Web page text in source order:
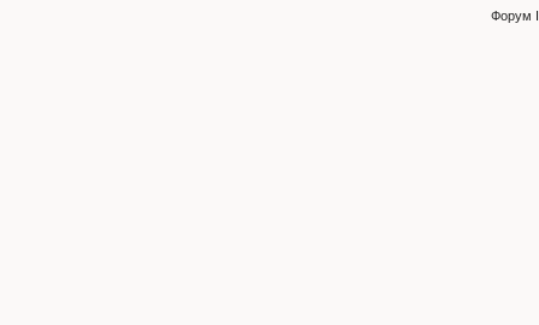
Форум